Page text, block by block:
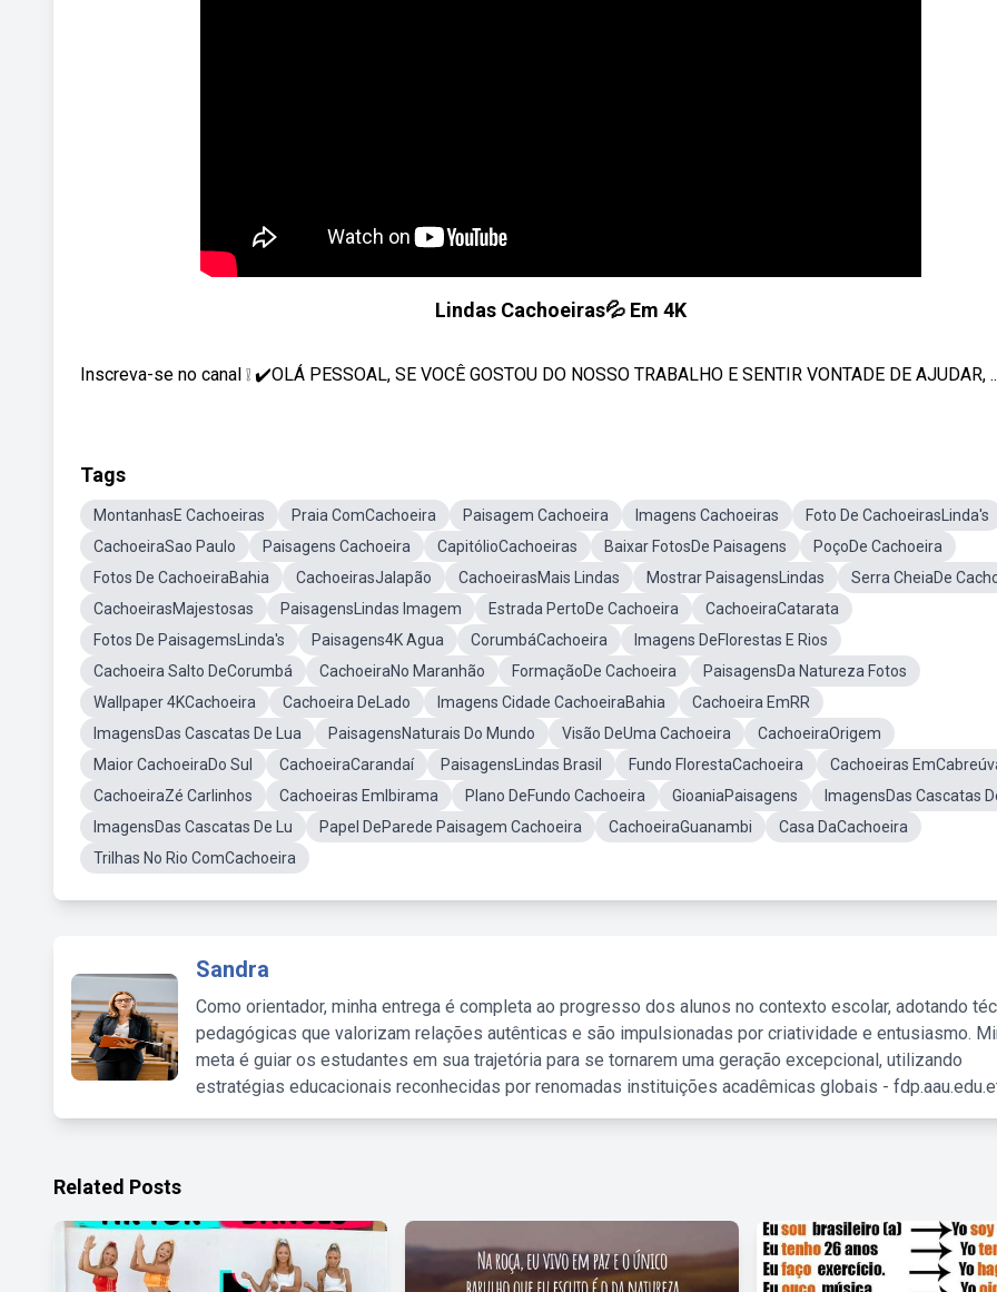
Lindas Cachoeiras💦 Em 4K
Inscreva-se no canal ❕ ✔️OLÁ PESSOAL, SE VOCÊ GOSTOU DO NOSSO TRABALHO E SENTIR VONTADE DE AJUDAR,
Tags
MontanhasE Cachoeiras Praia ComCachoeira Paisagem Cachoeira Imagens Cachoeiras
Foto De CachoeirasLinda's
CachoeiraSao Paulo
Paisagens Cachoeira CapitólioCachoeiras Baixar FotosDe Paisagens
PoçoDe Cachoeira
Fotos De CachoeiraBahia
CachoeirasJalapão CachoeirasMais Lindas Mostrar PaisagensLindas
Serra CheiaDe
CachoeirasMajestosas
PaisagensLindas Imagem Estrada PertoDe Cachoeira
CachoeiraCatarata
Fotos De PaisagemsLinda's
Paisagens4K Agua CorumbáCachoeira
Imagens DeFlorestas E Rios
Cachoeira Salto DeCorumbá
CachoeiraNo Maranhão FormaçãoDe Cachoeira
PaisagensDa Natureza Fotos
Wallpaper 4KCachoeira
Cachoeira DeLado Imagens Cidade CachoeiraBahia
Cachoeira EmRR
ImagensDas Cascatas De Lua
PaisagensNaturais Do Mundo Visão DeUma Cachoeira
CachoeiraOrigem
Maior CachoeiraDo Sul
CachoeiraCarandaí PaisagensLindas Brasil Fundo FlorestaCachoeira
Cachoeiras
CachoeiraZé Carlinhos
Cachoeiras EmIbirama Plano DeFundo Cachoeira GioaniaPaisagens
ImagensDas Cascatas De
ImagensDas Cascatas De Lu
Papel DeParede Paisagem Cachoeira CachoeiraGuanambi
Casa DaCachoeira
Trilhas No Rio ComCachoeira
Sandra
Como orientador, minha entrega é completa ao progresso dos alunos no contexto escolar, adotando
pedagógicas que valorizam relações autênticas e são impulsionadas por criatividade e entusiasmo.
meta é guiar os estudantes em sua trajetória para se tornarem uma geração excepcional, utilizando
estratégias educacionais reconhecidas por renomadas instituições acadêmicas globais -
Related Posts